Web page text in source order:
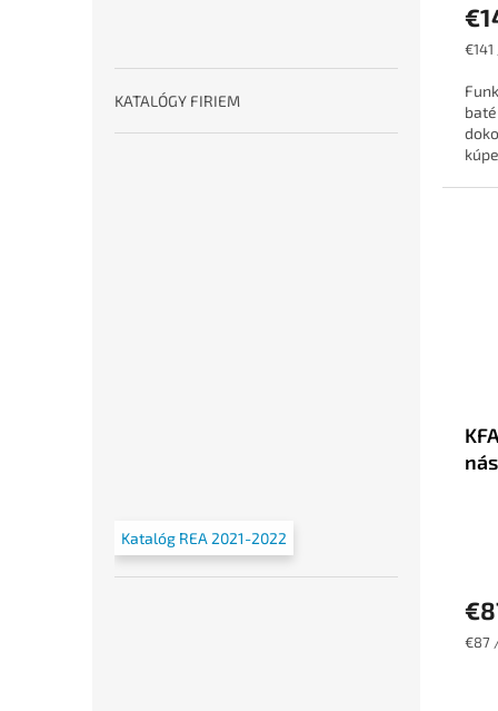
KATALÓGY FIRIEM
Katalóg REA 2021-2022
€87